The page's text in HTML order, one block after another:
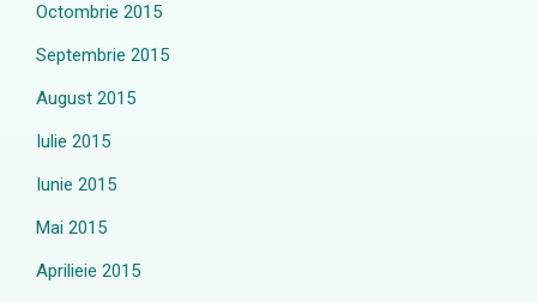
Octombrie 2015
Septembrie 2015
August 2015
Iulie 2015
Iunie 2015
Mai 2015
Aprilieie 2015